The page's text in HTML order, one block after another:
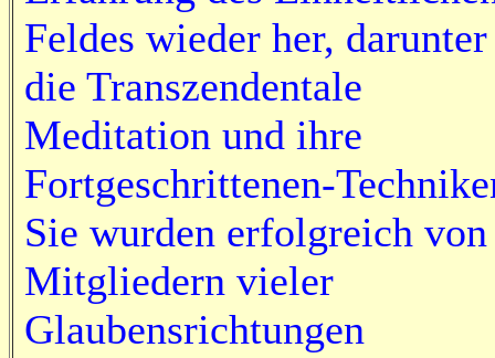
Feldes wieder her, darunter
die Transzendentale
Meditation und ihre
Fortgeschrittenen-
Sie wurden erfolgreich von
Mitgliedern vieler
Glaubensrichtungen